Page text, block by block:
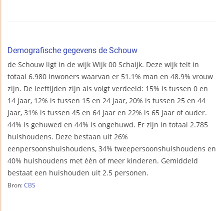
Demografische gegevens de Schouw
de Schouw ligt in de wijk Wijk 00 Schaijk. Deze wijk telt in
totaal 6.980 inwoners waarvan er 51.1% man en 48.9% vrouw
zijn. De leeftijden zijn als volgt verdeeld: 15% is tussen 0 en
14 jaar, 12% is tussen 15 en 24 jaar, 20% is tussen 25 en 44
jaar, 31% is tussen 45 en 64 jaar en 22% is 65 jaar of ouder.
44% is gehuwed en 44% is ongehuwd. Er zijn in totaal 2.785
huishoudens. Deze bestaan uit 26%
eenpersoonshuishoudens, 34% tweepersoonshuishoudens en
40% huishoudens met één of meer kinderen. Gemiddeld
bestaat een huishouden uit 2.5 personen.
Bron: CBS